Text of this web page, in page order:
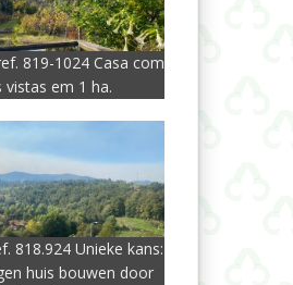
819-1024 Casa com
vistas em 1 ha.
818.924 Unieke kans:
huis bouwen door